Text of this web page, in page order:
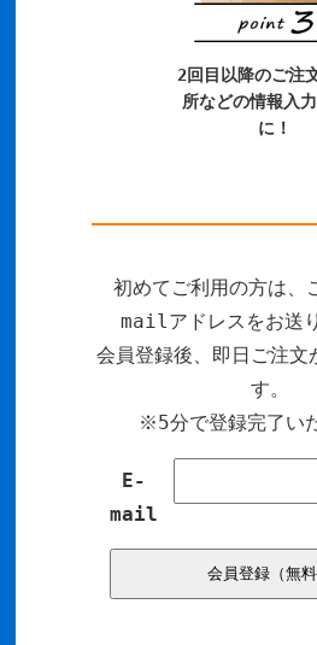
2回目以降のご注
所などの情報入
に！
初めてご利用の方は、
mailアドレスをお送り
会員登録後、即日ご注文
す。
※5分で登録完了い
E-
mail